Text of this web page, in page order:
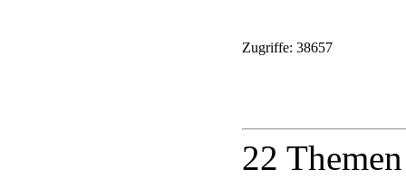
Zugriffe: 38657
22